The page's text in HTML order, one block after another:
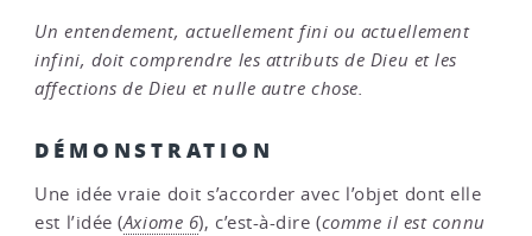
Un entendement, actuellement fini ou actuellement
infini, doit comprendre les attributs de Dieu et les
affections de Dieu et nulle autre chose.
DÉMONSTRATION
Une idée vraie doit s’accorder avec l’objet dont elle
est l’idée (Axiome 6), c’est-à-dire (comme il est connu